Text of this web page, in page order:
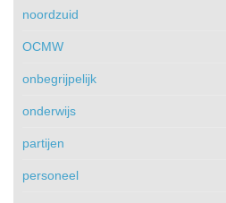
noordzuid
OCMW
onbegrijpelijk
onderwijs
partijen
personeel